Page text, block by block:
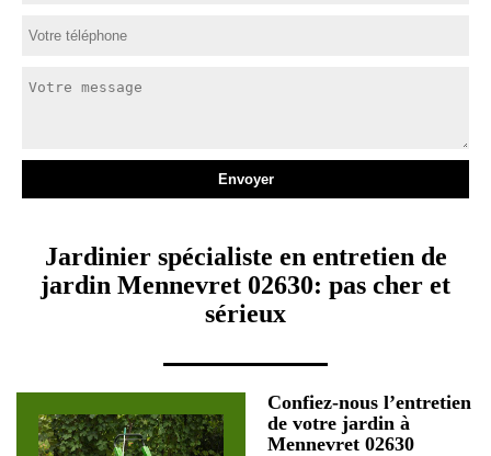
Jardinier spécialiste en entretien de
jardin Mennevret 02630: pas cher et
sérieux
Confiez-nous l’entretien
de votre jardin à
Mennevret 02630